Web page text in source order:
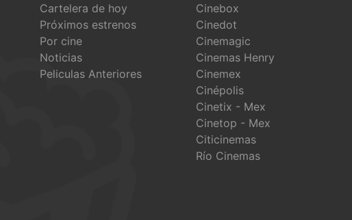
Cartelera de hoy
Próximos estrenos
Por cine
Noticias
Peliculas Anteriores
Cinebox
Cinedot
Cinemagic
Cinemas Henry
Cinemex
Cinépolis
Cinetix - Mex
Cinetop - Mex
Citicinemas
Río Cinemas